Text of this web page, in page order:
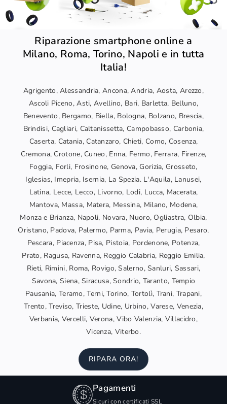
Riparazione smartphone online a
Milano, Roma, Torino, Napoli e in tutta
Italia!
Agrigento, Alessandria, Ancona, Andria, Aosta, Arezzo,
Ascoli Piceno, Asti, Avellino, Bari, Barletta, Belluno,
Benevento, Bergamo, Biella, Bologna, Bolzano, Brescia,
Brindisi, Cagliari, Caltanissetta, Campobasso, Carbonia,
Caserta, Catania, Catanzaro, Chieti, Como, Cosenza,
Cremona, Crotone, Cuneo, Enna, Fermo, Ferrara, Firenze,
Foggia, Forli, Frosinone, Genova, Gorizia, Grosseto,
Iglesias, Imepria, Isernia, La Spezia. L'Aquila, Lanusei,
Latina, Lecce, Lecco, Livorno, Lodi, Lucca, Macerata,
Mantova, Massa, Matera, Messina, Milano, Modena,
Monza e Brianza, Napoli, Novara, Nuoro, Ogliastra, Olbia,
Oristano, Padova, Palermo, Parma, Pavia, Perugia, Pesaro,
Pescara, Piacenza, Pisa, Pistoia, Pordenone, Potenza,
Prato, Ragusa, Ravenna, Reggio Calabria, Reggio Emilia,
Rieti, Rimini, Roma, Rovigo, Salerno, Sanluri, Sassari,
Savona, Siena, Siracusa, Sondrio, Taranto, Tempio
Pausania, Teramo, Terni, Torino, Tortolì, Trani, Trapani,
Trento, Treviso, Trieste, Udine, Urbino, Varese, Venezia,
Verbania, Vercelli, Verona, Vibo Valenzia, Villacidro,
Vicenza, Viterbo.
RIPARA ORA!
Pagamenti
Sicuri con certificati SSL